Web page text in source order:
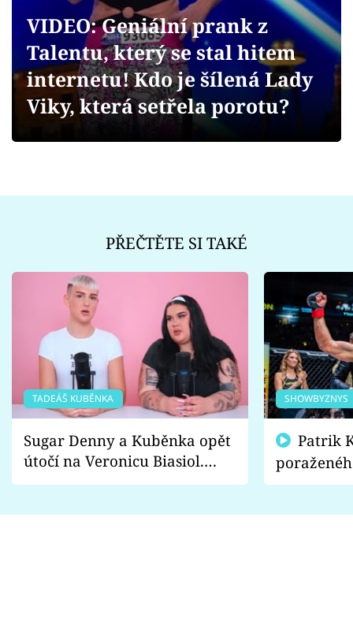
Videa
Sledujte prima+
VIDEO: Geniální prank z
Talentu, který se stal hitem
internetu! Kdo je šílená Lady
Viky, která setřela porotu?
PŘEČTĚTE SI TAKÉ
TADEÁŠ KUBĚNKA
Sugar Denny a Kuběnka opět
útočí na Veronicu Biasiol.
Proč je podle nich falešná a
SHOWBYZNYS
fanoušci